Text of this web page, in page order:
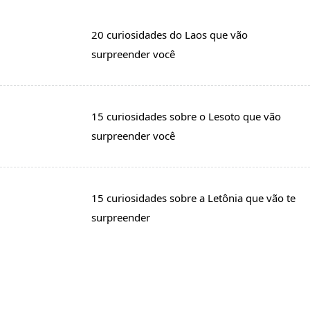
20 curiosidades do Laos que vão
surpreender você
15 curiosidades sobre o Lesoto que vão
surpreender você
15 curiosidades sobre a Letônia que vão te
surpreender